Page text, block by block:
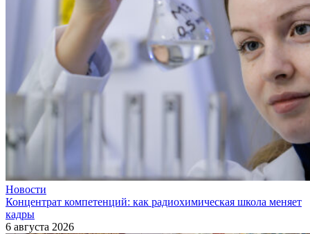
Новости
Концентрат компетенций: как радиохимическая школа меняет
кадры
6 августа 2026